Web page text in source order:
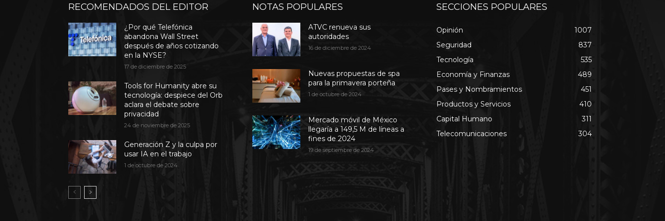
RECOMENDADOS DEL EDITOR
¿Por qué Telefónica
abandona Wall Street
después de años cotizando
en la NYSE?
17 de diciembre de 2025
Tools for Humanity abre su
tecnología: despiece del Orb
aclara el debate sobre
privacidad
24 de noviembre de 2025
Generación Z y la culpa por
usar IA en el trabajo
1 de octubre de 2024
NOTAS POPULARES
ATVC renueva sus
autoridades
16 de diciembre de 2024
Nuevas propuestas de spa
para la primavera porteña
1 de octubre de 2024
Mercado móvil de México
llegaría a 149,5 M de líneas a
fines de 2024
19 de septiembre de 2024
SECCIONES POPULARES
Opinión
1007
Seguridad
837
Tecnología
535
Economía y Finanzas
489
Pases y Nombramientos
451
Productos y Servicios
410
Capital Humano
311
Telecomunicaciones
304